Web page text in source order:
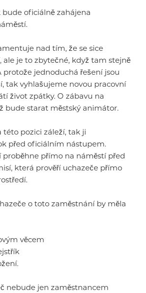
oficiálně zahájena
nad tím, že se sice
ale je to zbytečné, když tam stejně
jednoduchá řešení jsou
tak vyhlašujeme novou pracovní
život zpátky. O zábavu na
bude starat městský animátor.
této pozici záleží, tak ji
před oficiálním nástupem.
proběhne přímo na náměstí před
která prověří uchazeče přímo
o toto zaměstnání by měla
věcem
nebude jen zaměstnancem